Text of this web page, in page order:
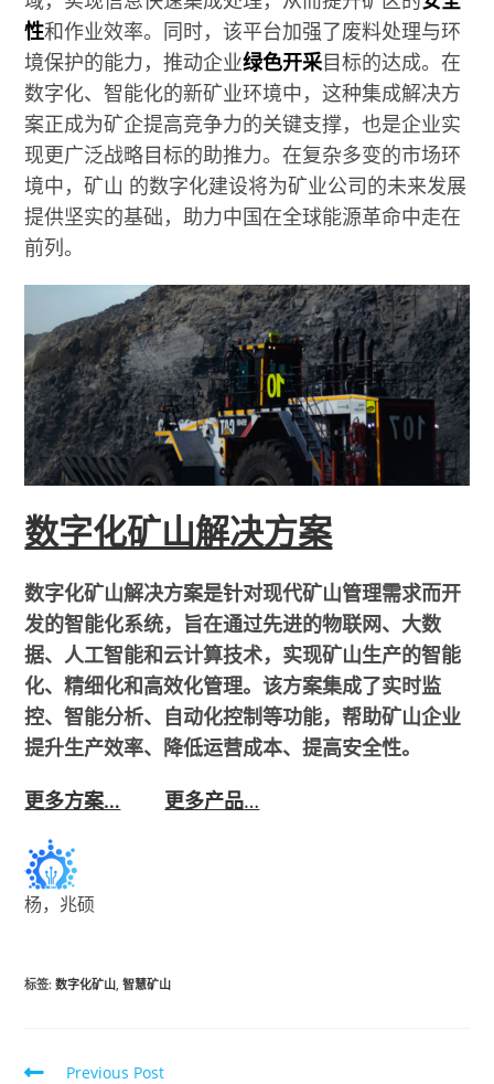
性和作业效率。同时，该平台加强了废料处理与环
境保护的能力，推动企业绿色开采目标的达成。在
数字化、智能化的新矿业环境中，这种集成解决方
案正成为矿企提高竞争力的关键支撑，也是企业实
现更广泛战略目标的助推力。在复杂多变的市场环
境中，矿山 的数字化建设将为矿业公司的未来发展
提供坚实的基础，助力中国在全球能源革命中走在
前列。
数字化矿山解决方案
数字化矿山解决方案是针对现代矿山管理需求而开
发的智能化系统，旨在通过先进的物联网、大数
据、人工智能和云计算技术，实现矿山生产的智能
化、精细化和高效化管理。该方案集成了实时监
控、智能分析、自动化控制等功能，帮助矿山企业
提升生产效率、降低运营成本、提高安全性。
更多方案…
更多产品…
杨，兆硕
标签:数字化矿山 智慧矿山
Previous Post